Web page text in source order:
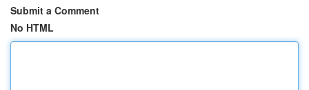
Submit a Comment
No HTML